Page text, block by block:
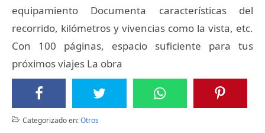
equipamiento Documenta características del
recorrido, kilómetros y vivencias como la vista, etc.
Con 100 páginas, espacio suficiente para tus
próximos viajes La obra
Categorizado en:Otros